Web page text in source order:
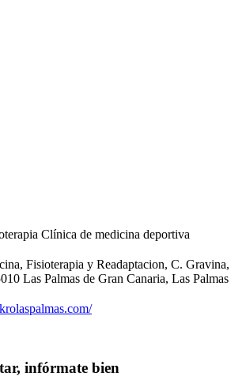
Clínica de medicina deportiva
Fisioterapia y Readaptacion, C. Gravina,
Las Palmas de Gran Canaria, Las Palmas
infórmate bien